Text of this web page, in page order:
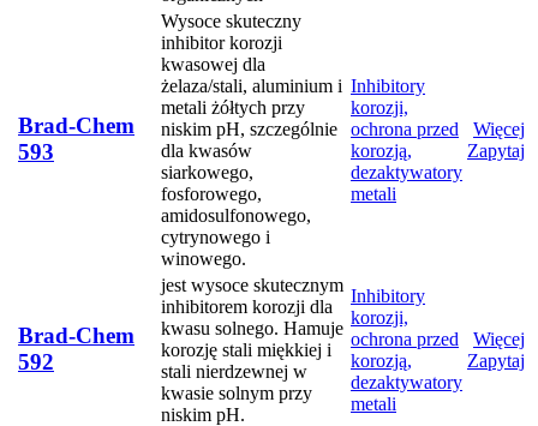
Brad-Chem
593
Wysoce skuteczny
inhibitor korozji
kwasowej dla
żelaza/stali, aluminium i
metali żółtych przy
niskim pH, szczególnie
dla kwasów
siarkowego,
fosforowego,
amidosulfonowego,
cytrynowego i
winowego.
Inhibitory
korozji,
ochrona przed
korozją,
dezaktywatory
metali
Więcej
Zapytaj
Brad-Chem
592
jest wysoce skutecznym
inhibitorem korozji dla
kwasu solnego. Hamuje
korozję stali miękkiej i
stali nierdzewnej w
kwasie solnym przy
niskim pH.
Inhibitory
korozji,
ochrona przed
korozją,
dezaktywatory
metali
Więcej
Zapytaj